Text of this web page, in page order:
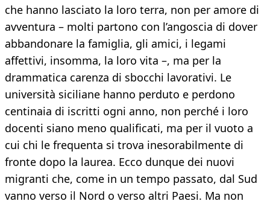
che hanno lasciato la loro terra, non per amore di
avventura – molti partono con l’angoscia di dover
abbandonare la famiglia, gli amici, i legami
affettivi, insomma, la loro vita –, ma per la
drammatica carenza di sbocchi lavorativi. Le
università siciliane hanno perduto e perdono
centinaia di iscritti ogni anno, non perché i loro
docenti siano meno qualificati, ma per il vuoto a
cui chi le frequenta si trova inesorabilmente di
fronte dopo la laurea. Ecco dunque dei nuovi
migranti che, come in un tempo passato, dal Sud
vanno verso il Nord o verso altri Paesi. Ma non